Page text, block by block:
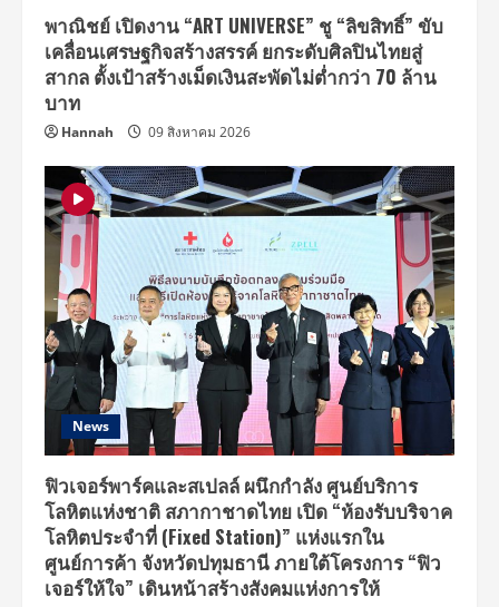
สุด
อัจฉริยะ
กว่า
40
แบบ
ตัว
‘อิง
วราหะ’
นั่ง
แท่น
HONOR’s
Friend
ต่อ
เนื่อง
เป็น
ปี
ที่
สอง
พาณิชย์ เปิดงาน “ART UNIVERSE” ชู “ลิขสิทธิ์” ขับ
เคลื่อนเศรษฐกิจสร้างสรรค์ ยกระดับศิลปินไทยสู่
สากล ตั้งเป้าสร้างเม็ดเงินสะพัดไม่ต่ำกว่า 70 ล้าน
บาท
Hannah 09 สิงหาคม 2026
News
ฟิวเจอร์พาร์คและสเปลล์ ผนึกกำลัง ศูนย์บริการ
โลหิตแห่งชาติ สภากาชาดไทย เปิด “ห้องรับบริจาค
โลหิตประจำที่ (Fixed Station)” แห่งแรกใน
ศูนย์การค้า จังหวัดปทุมธานี ภายใต้โครงการ “ฟิว
เจอร์ให้ใจ” เดินหน้าสร้างสังคมแห่งการให้